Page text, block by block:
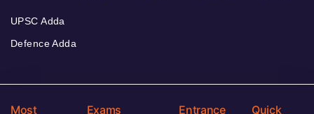
UPSC Adda
Defence Adda
Most
Exams
Entrance
Quick